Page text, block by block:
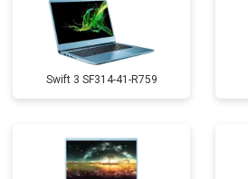
Swift 3 SF314-41-R759